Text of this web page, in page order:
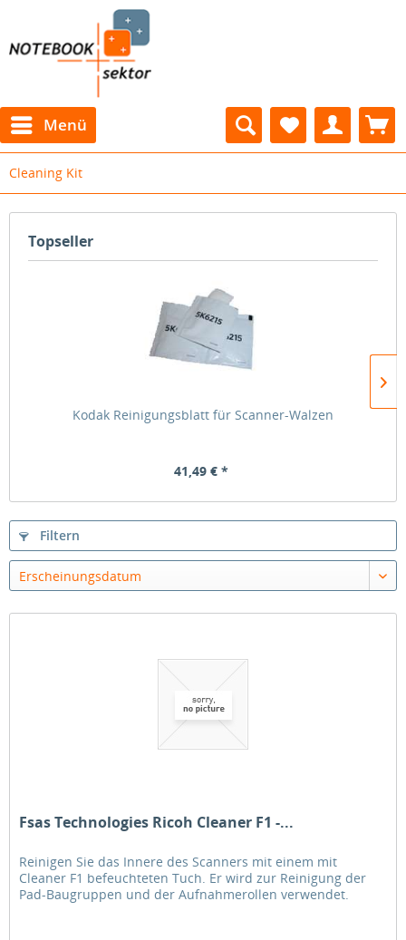
Menü
Cleaning Kit
Topseller
Kodak Reinigungsblatt für Scanner-Walzen
41,49 € *
Filtern
Erscheinungsdatum
Fsas Technologies Ricoh Cleaner F1 -...
Reinigen Sie das Innere des Scanners mit einem mit
Cleaner F1 befeuchteten Tuch. Er wird zur Reinigung der
Pad-Baugruppen und der Aufnahmerollen verwendet.